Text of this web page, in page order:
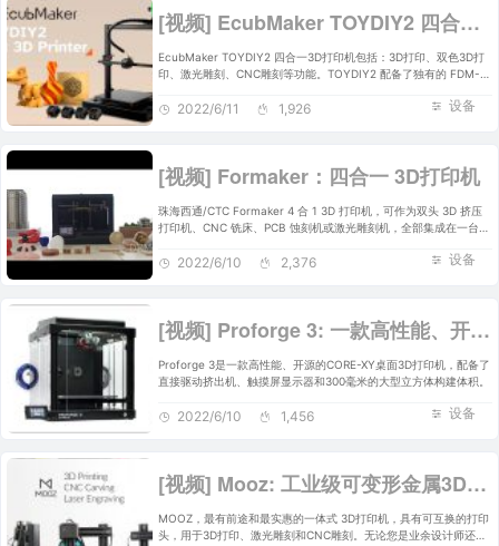
[视频] EcubMaker TOYDIY2 四合一 3D打印机
EcubMaker TOYDIY2 四合一3D打印机包括：3D打印、双色3D打
印、激光雕刻、CNC雕刻等功能。TOYDIY2 配备了独有的 FDM-
设备
2022/6/11 1,926
[视频] Formaker：四合一 3D打印机
珠海西通/CTC Formaker 4 合 1 3D 打印机，可作为双头 3D 挤压
打印机、CNC 铣床、PCB 蚀刻机或激光雕刻机，全部集成在一台机
设备
2022/6/10 2,376
[视频] Proforge 3: 一款高性能、开源的CORE-XY双挤出桌面3D打印机
Proforge 3是一款高性能、开源的CORE-XY桌面3D打印机，配备了
直接驱动挤出机、触摸屏显示器和300毫米的大型立方体构建体积。
设备
2022/6/10 1,456
[视频] Mooz: 工业级可变形金属3D打印机 – CNC+激光雕刻+3D打印
MOOZ，最有前途和最实惠的一体式 3D打印机，具有可互换的打印
头，用于3D打印、激光雕刻和CNC雕刻。无论您是业余设计师还是